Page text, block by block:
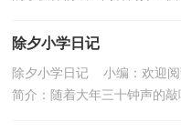
除夕小学日记
除夕小学日记 小编：欢迎阅
简介：随着大年三十钟声的